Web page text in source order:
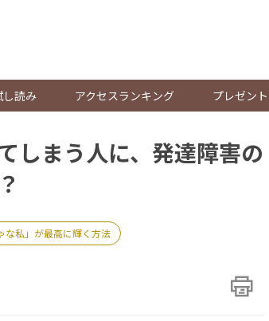
し読み アクセスランキング プレゼント
しまう人に、発達障害の
な私」が最高に輝く方法